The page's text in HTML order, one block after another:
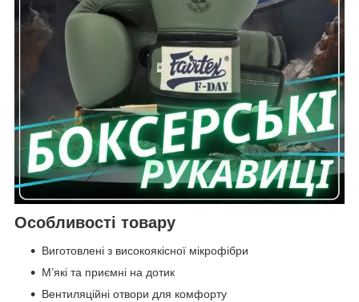
Особливості товару
Виготовлені з високоякісної мікрофібри
М’які та приємні на дотик
Вентиляційні отвори для комфорту